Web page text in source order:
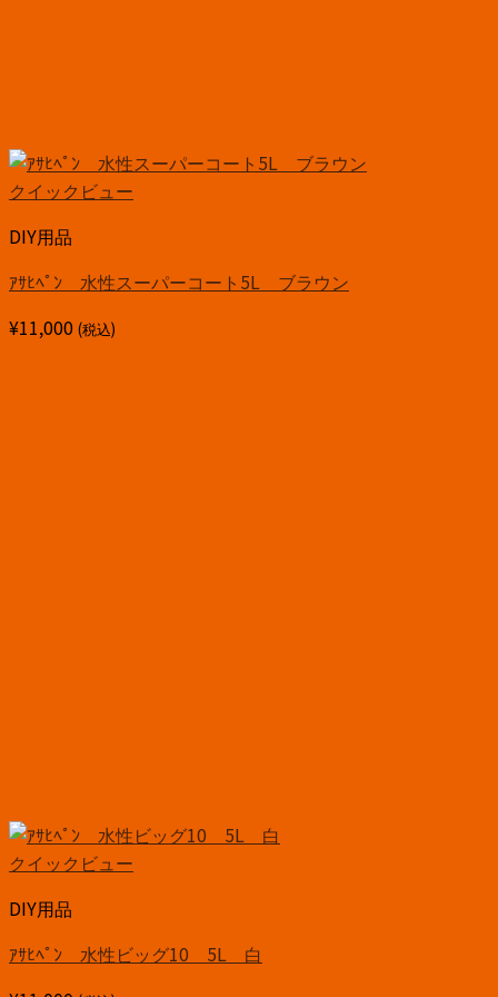
クイックビュー
DIY用品
ｱｻﾋﾍﾟﾝ 水性スーパーコート5L ブラウン
¥11,000 (税込)
クイックビュー
DIY用品
ｱｻﾋﾍﾟﾝ 水性ビッグ10 5L 白